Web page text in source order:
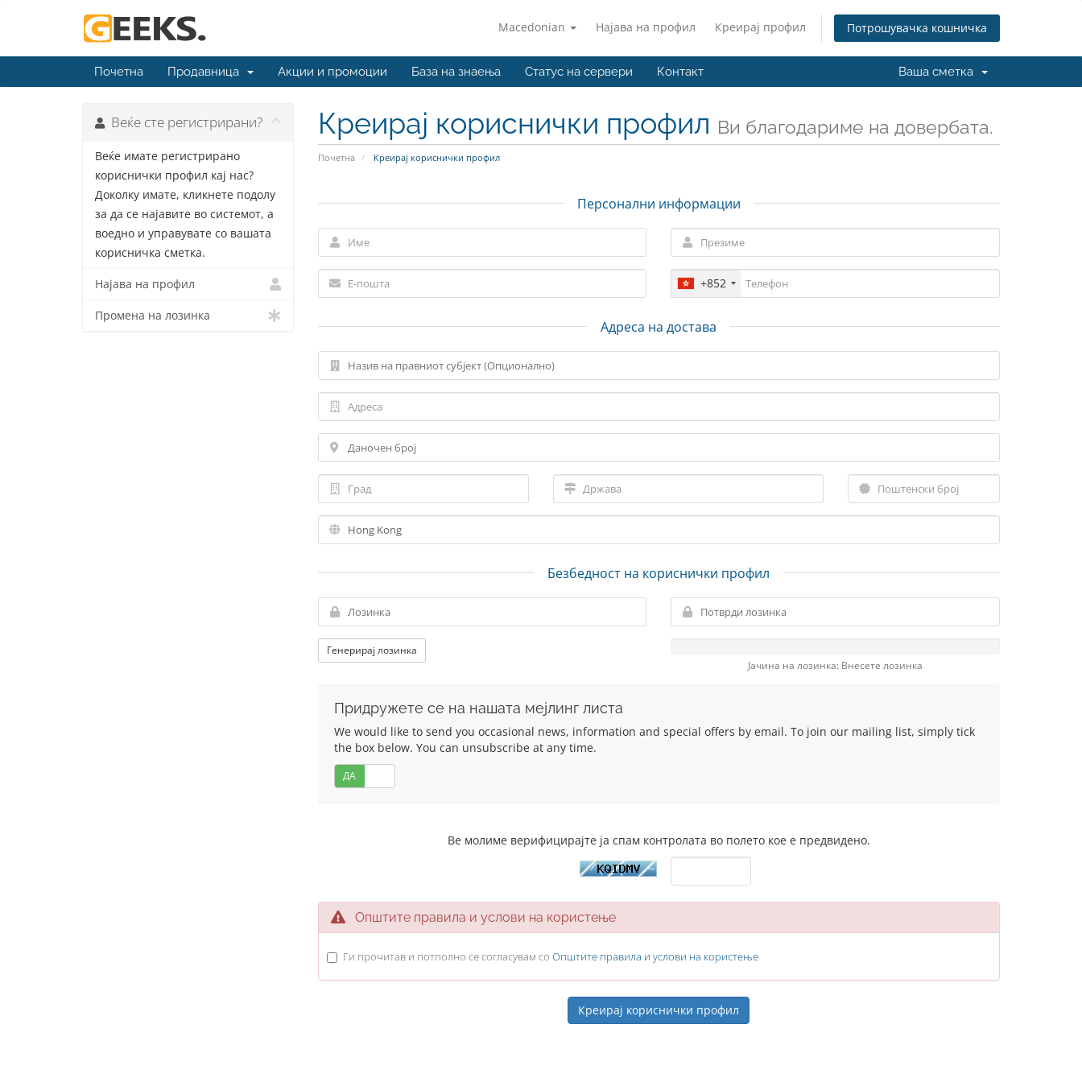
Macedonian Најава на профил Креирај профил Потрошувачка кошничка
Почетна Продавница Акции и промоции База на знаења Статус на сервери Контакт Ваша сметка
Креирај кориснички профил Ви благодариме на довербата.
Почетна Креирај кориснички профил
Веќе сте регистрирани?
Веќе имате регистрирано
кориснички профил кај нас?
Доколку имате, кликнете подолу
за да се најавите во системот, а
воедно и управувате со вашата
корисничка сметка.
Најава на профил
Промена на лозинка
Персонални информации
+852
Адреса на достава
Безбедност на кориснички профил
Генерирај лозинка
Јачина на лозинка: Внесете лозинка
Придружете се на нашата мејлинг листа
We would like to send you occasional news, information and special offers by email. To join our mailing list, simply tick
the box below. You can unsubscribe at any time.
ДА
Ве молиме верифицирајте ја спам контролата во полето кое е предвидено.
Општите правила и услови на користење
Ги прочитав и потполно се согласувам со Општите правила и услови на користење